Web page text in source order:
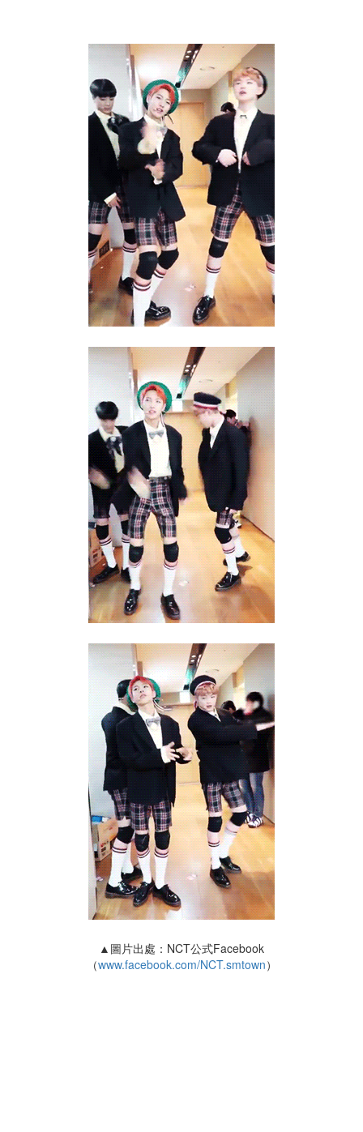
▲圖片出處：NCT公式Facebook
（www.facebook.com/NCT.smtown）